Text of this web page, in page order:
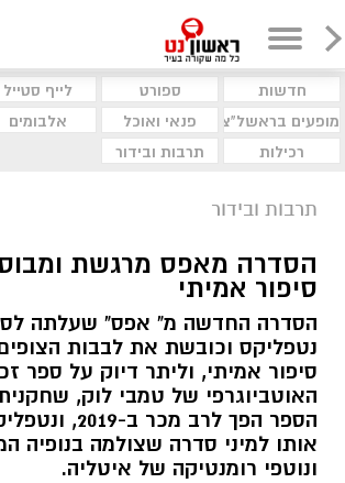
חדשות ספורט לייף סטייל
מופעים בראשל"צ
פנאי ואוכל אלבומים
רכילות
תרבות ובידור
תרבות ובידור
הסדרה מאפס מרגשת
סיפור אמיתי
הסדרה החדשה מ" אפס" שעלתה
נטפליקס וכובשת את לבבות
סיפור אמיתי, וליתר דיוק על ספר
האוטביוגרפי של טמבי לוק,
הספר הפך לרב מכר
אותו למיני סדרה שצולמה בנופיה
ונוטפי רומנטיקה של איטליה.